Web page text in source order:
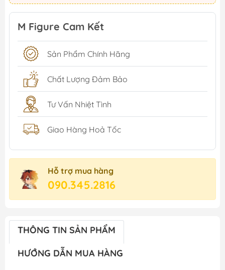
M Figure Cam Kết
Sản Phẩm Chính Hãng
Chất Lượng Đảm Bảo
Tư Vấn Nhiệt Tình
Giao Hàng Hoả Tốc
Hỗ trợ mua hàng
090.345.2816
THÔNG TIN SẢN PHẨM
HƯỚNG DẪN MUA HÀNG